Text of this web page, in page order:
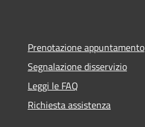
Prenotazione appuntamento
Segnalazione disservizio
Leggi le FAQ
Richiesta assistenza